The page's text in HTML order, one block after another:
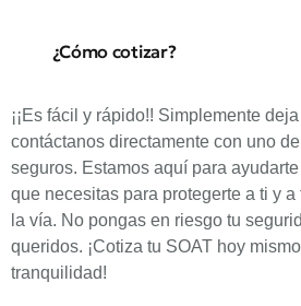
¿Cómo cotizar?
¡¡Es fácil y rápido!! Simplemente
contáctanos directamente con uno
seguros. Estamos aquí para
que necesitas para protegerte a ti y
la vía. No pongas en riesgo tu
queridos. ¡Cotiza tu SOAT hoy
tranquilidad!